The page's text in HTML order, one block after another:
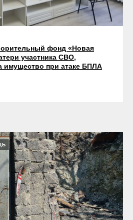
фонд «Новая
участника СВО,
имущество при атаке БПЛА